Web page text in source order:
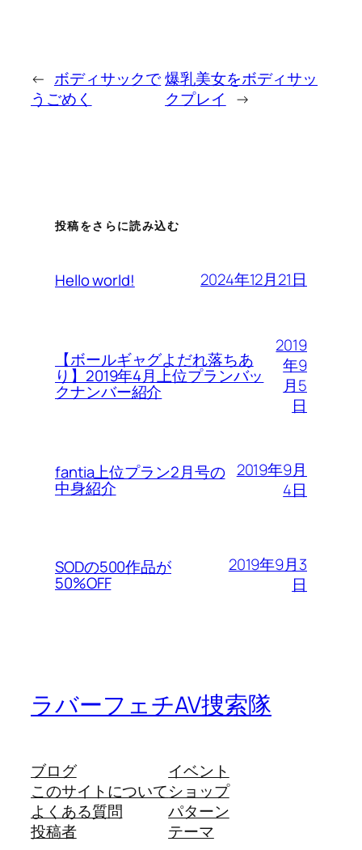
← ボディサックで
うごめく
爆乳美女をボディサッ
クプレイ
→
投稿をさらに読み込む
Hello world! 2024年12月21日
【ボールギャグよだれ落ちあ
り】2019年4月上位プランバッ
クナンバー紹介
2019
年9
月5
日
fantia上位プラン2月号の
中身紹介
2019年9月
4日
SODの500作品が
50%OFF
2019年9月3
日
ラバーフェチAV捜索隊
ブログ
このサイトについて
よくある質問
投稿者
イベント
ショップ
パターン
テーマ